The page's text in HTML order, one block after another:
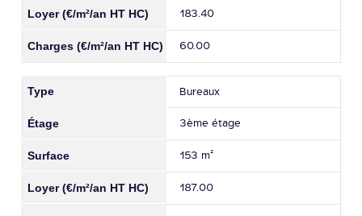
183.40
60.00
Bureaux
3ème étage
153 m²
187.00